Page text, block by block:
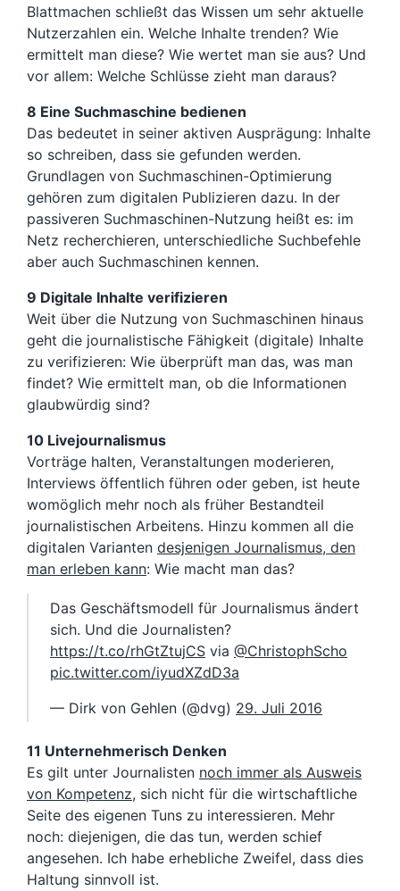
Blattmachen schließt das Wissen um sehr aktuelle
Nutzerzahlen ein. Welche Inhalte trenden? Wie
ermittelt man diese? Wie wertet man sie aus? Und
vor allem: Welche Schlüsse zieht man daraus?
8 Eine Suchmaschine bedienen
Das bedeutet in seiner aktiven Ausprägung: Inhalte
so schreiben, dass sie gefunden werden.
Grundlagen von Suchmaschinen-Optimierung
gehören zum digitalen Publizieren dazu. In der
passiveren Suchmaschinen-Nutzung heißt es: im
Netz recherchieren, unterschiedliche Suchbefehle
aber auch Suchmaschinen kennen.
9 Digitale Inhalte verifizieren
Weit über die Nutzung von Suchmaschinen hinaus
geht die journalistische Fähigkeit (digitale) Inhalte
zu verifizieren: Wie überprüft man das, was man
findet? Wie ermittelt man, ob die Informationen
glaubwürdig sind?
10 Livejournalismus
Vorträge halten, Veranstaltungen moderieren,
Interviews öffentlich führen oder geben, ist heute
womöglich mehr noch als früher Bestandteil
journalistischen Arbeitens. Hinzu kommen all die
digitalen Varianten desjenigen Journalismus, den
man erleben kann: Wie macht man das?
Das Geschäftsmodell für Journalismus ändert
sich. Und die Journalisten?
https://t.co/rhGtZtujCS via @ChristophScho
pic.twitter.com/iyudXZdD3a
— Dirk von Gehlen (@dvg) 29. Juli 2016
11 Unternehmerisch Denken
Es gilt unter Journalisten noch immer als Ausweis
von Kompetenz, sich nicht für die wirtschaftliche
Seite des eigenen Tuns zu interessieren. Mehr
noch: diejenigen, die das tun, werden schief
angesehen. Ich habe erhebliche Zweifel, dass dies
Haltung sinnvoll ist.